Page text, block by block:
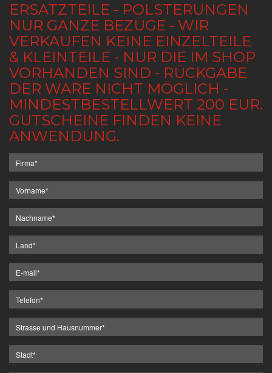
ERSATZTEILE - POLSTERUNGEN
NUR GANZE BEZÜGE - WIR
VERKAUFEN KEINE EINZELTEILE
& KLEINTEILE - NUR DIE IM SHOP
VORHANDEN SIND - RÜCKGABE
DER WARE NICHT MÖGLICH -
MINDESTBESTELLWERT 200 EUR.
GUTSCHEINE FINDEN KEINE
ANWENDUNG.